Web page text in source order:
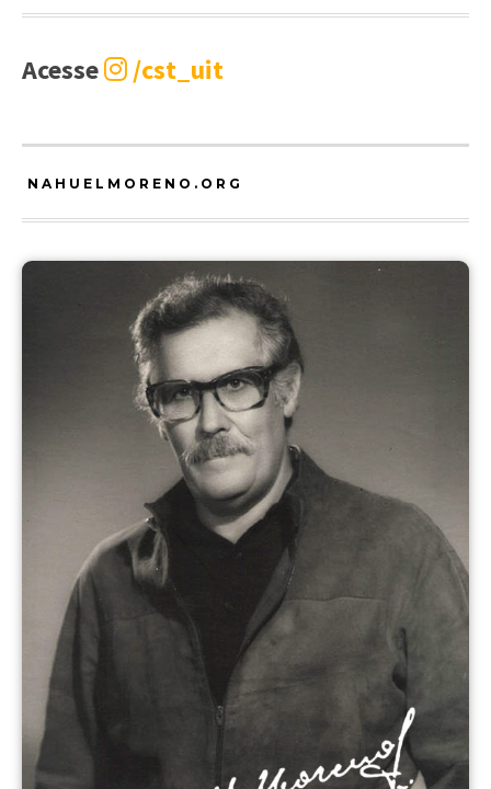
Acesse /cst_uit
NAHUELMORENO.ORG